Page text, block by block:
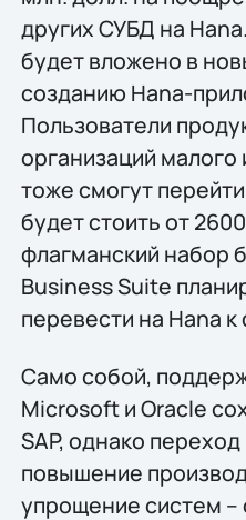
других СУБД на
будет вложено в
созданию Hana-
Пользователи
организаций
тоже смогут
будет стоить от
флагманский набор
Business Suite
перевести на Hana
Само собой,
Microsoft и Oracle
SAP, однако
повышение
упрощение систем –